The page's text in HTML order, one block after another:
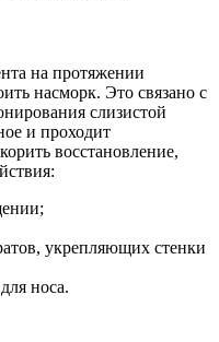
на протяжении
насморк. Это связано с
слизистой
и проходит
восстановление,
укрепляющих стенки
носа.